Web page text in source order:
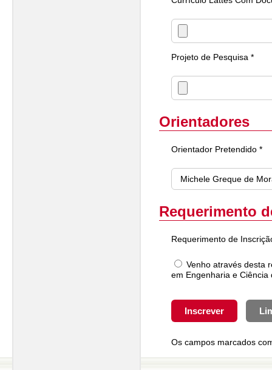
Projeto de Pesquisa *
Orientadores
Orientador Pretendido *
Requerimento
Requerimento de
Venho através desta
em Engenharia e Ciência
Os campos marcados